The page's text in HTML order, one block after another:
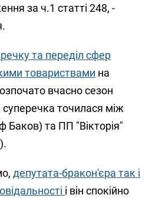
за ч.1 статті 248, -
та переділ сфер
товариствами на
вчасно сезон
точилася між
та ПП "Вікторія"
депутата-бракон'єра так і
і він спокійно